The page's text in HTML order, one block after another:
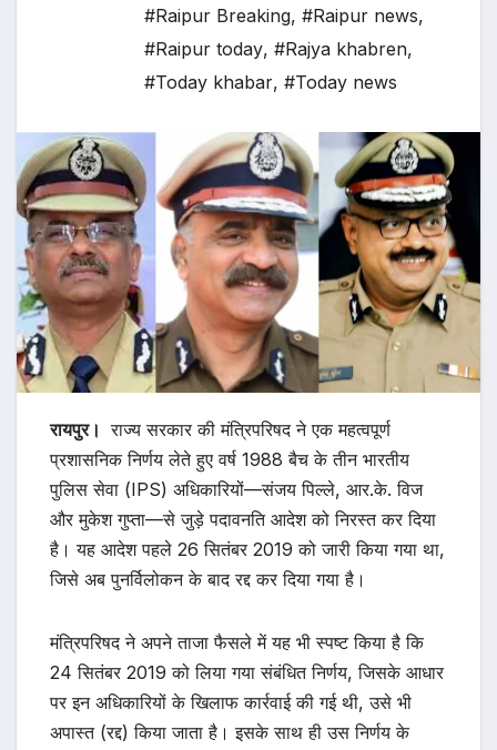
#Raipur Breaking, #Raipur news,
#Raipur today, #Rajya khabren,
#Today khabar, #Today news
रायपुर। राज्य सरकार की मंत्रिपरिषद ने एक महत्वपूर्ण
प्रशासनिक निर्णय लेते हुए वर्ष 1988 बैच के तीन भारतीय
पुलिस सेवा (IPS) अधिकारियों—संजय पिल्ले, आर.के. विज
और मुकेश गुप्ता—से जुड़े पदावनति आदेश को निरस्त कर दिया
है। यह आदेश पहले 26 सितंबर 2019 को जारी किया गया था,
जिसे अब पुनर्विलोकन के बाद रद्द कर दिया गया है।
मंत्रिपरिषद ने अपने ताजा फैसले में यह भी स्पष्ट किया है कि
24 सितंबर 2019 को लिया गया संबंधित निर्णय, जिसके आधार
पर इन अधिकारियों के खिलाफ कार्रवाई की गई थी, उसे भी
अपास्त (रद्द) किया जाता है। इसके साथ ही उस निर्णय के